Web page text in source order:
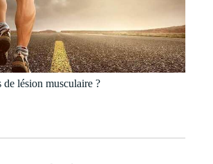
de lésion musculaire ?